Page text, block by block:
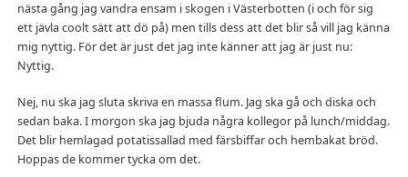
nästa gång jag vandra ensam i skogen i Västerbotten (i och för sig
ett jävla coolt sätt att dö på) men tills dess att det blir så vill jag känna
mig nyttig. För det är just det jag inte känner att jag är just nu:
Nyttig.
Nej, nu ska jag sluta skriva en massa flum. Jag ska gå och diska och
sedan baka. I morgon ska jag bjuda några kollegor på lunch/middag.
Det blir hemlagad potatissallad med färsbiffar och hembakat bröd.
Hoppas de kommer tycka om det.